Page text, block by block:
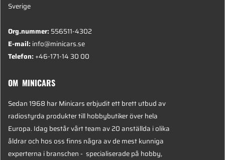
Sverige
Org.nummer:556511-4302
E-mail:info@minicars.se
Telefon:+46-171-14 30 00
OM MINICARS
Sedan 1968 har Minicars erbjudit ett brett utbud av
radiostyrda produkter till hobbybutiker över hela
Europa. Idag består vårt team av 20 anställda i olika
åldrar och hos oss finns några av de mest kunniga
experterna i branschen - specialiserade på hobby,